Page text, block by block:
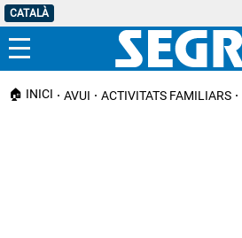
CATALÀ
Menú
🏠 INICI AVUI ACTIVITATS FAMILIARS